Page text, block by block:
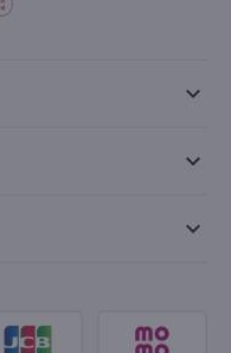
keyboard_arrow_down
keyboard_arrow_down
keyboard_arrow_down